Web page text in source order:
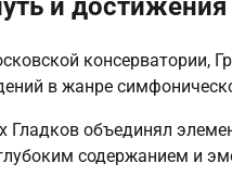
и достижения
консерватории,
в жанре
Гладков объединял
содержанием и